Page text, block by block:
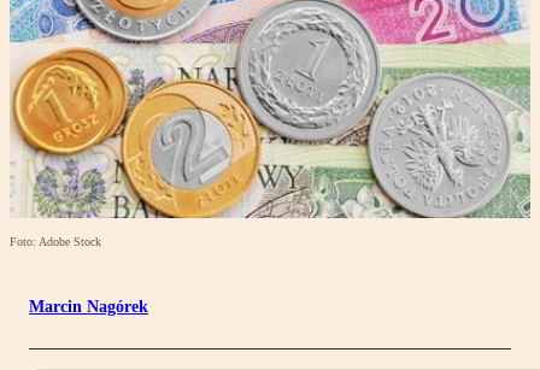
Foto: Adobe Stock
Marcin Nagórek